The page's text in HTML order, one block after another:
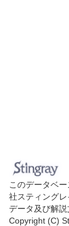
このデータベ
社スティングレ
データ及び解説
Copyright (C)